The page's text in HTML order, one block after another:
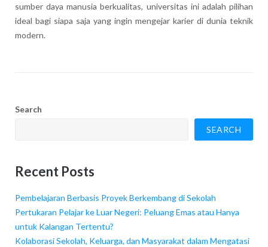
sumber daya manusia berkualitas, universitas ini adalah pilihan
ideal bagi siapa saja yang ingin mengejar karier di dunia teknik
modern.
Search
SEARCH
Recent Posts
Pembelajaran Berbasis Proyek Berkembang di Sekolah
Pertukaran Pelajar ke Luar Negeri: Peluang Emas atau Hanya
untuk Kalangan Tertentu?
Kolaborasi Sekolah, Keluarga, dan Masyarakat dalam Mengatasi